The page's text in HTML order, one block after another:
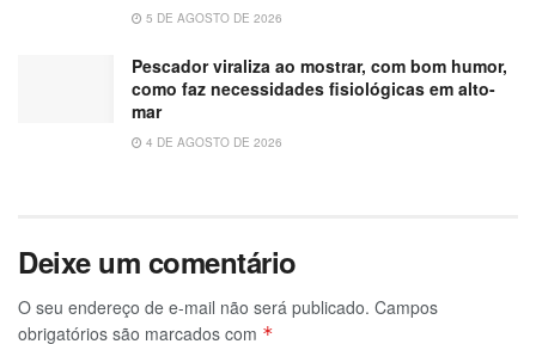
5 DE AGOSTO DE 2026
Pescador viraliza ao mostrar, com bom humor,
como faz necessidades fisiológicas em alto-
mar
4 DE AGOSTO DE 2026
Deixe um comentário
O seu endereço de e-mail não será publicado. Campos
obrigatórios são marcados com *